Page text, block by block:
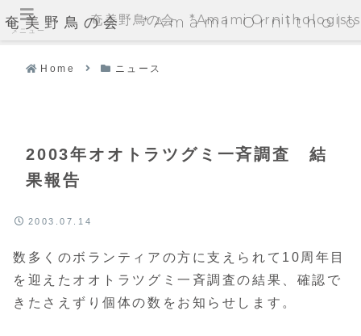
奄美野鳥の会 *Amami
Home ニュース
2003年オオトラツグミ一斉調査 結
果報告
2003.07.14
数多くのボランティアの方に支えられて10周年目
を迎えたオオトラツグミ一斉調査の結果、確認で
きたさえずり個体の数をお知らせします。
メニュー
奄美野鳥の会 *Amami